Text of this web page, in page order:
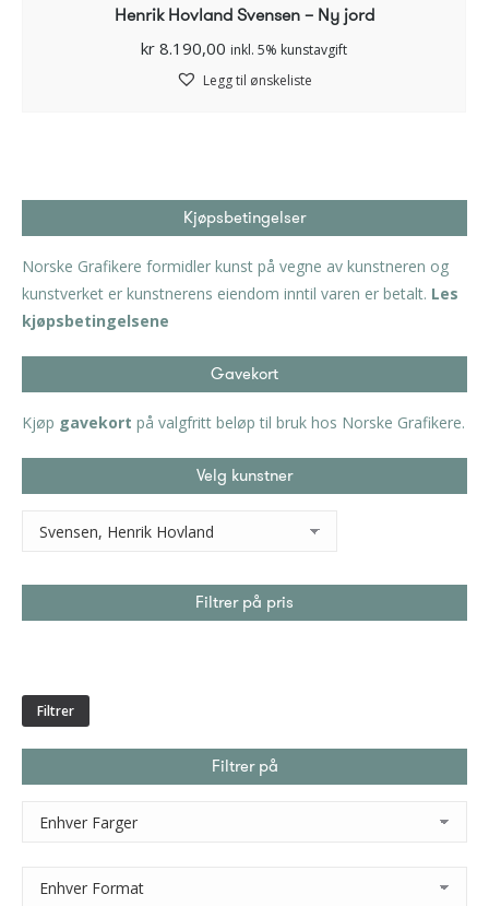
Henrik Hovland Svensen – Ny jord
kr 8.190,00 inkl. 5% kunstavgift
Legg til ønskeliste
Kjøpsbetingelser
Norske Grafikere formidler kunst på vegne av kunstneren og
kunstverket er kunstnerens eiendom inntil varen er betalt. Les
kjøpsbetingelsene
Gavekort
Kjøp gavekort på valgfritt beløp til bruk hos Norske Grafikere.
Velg kunstner
Filtrer på pris
Filtrer
Filtrer på